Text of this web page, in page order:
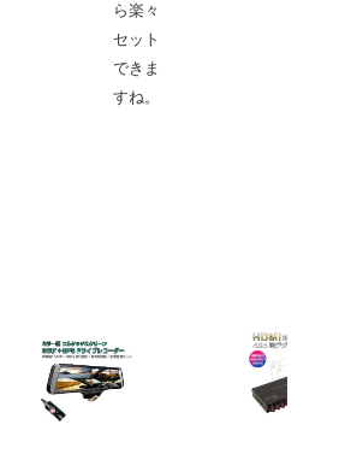
ら楽々
セット
できま
すね。